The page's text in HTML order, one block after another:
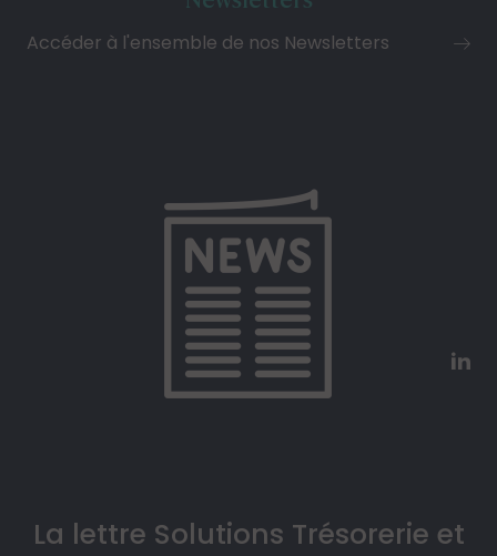
La lettre Solutions Trésorerie et
Accéder à l'ensemble de nos Newsletters